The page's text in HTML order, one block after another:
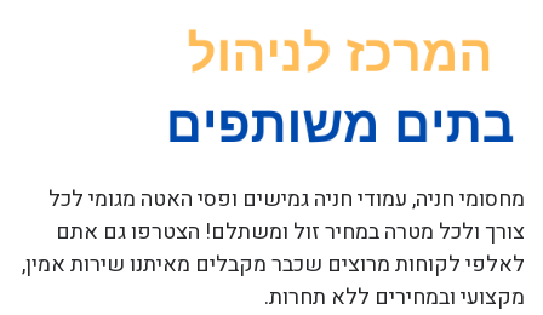
מחסומי חניה, עמודי חניה גמישים ופסי האטה מגומי לכל
צורך ולכל מטרה במחיר זול ומשתלם! הצטרפו גם אתם
לאלפי לקוחות מרוצים שכבר מקבלים מאיתנו שירות אמין,
מקצועי ובמחירים ללא תחרות.